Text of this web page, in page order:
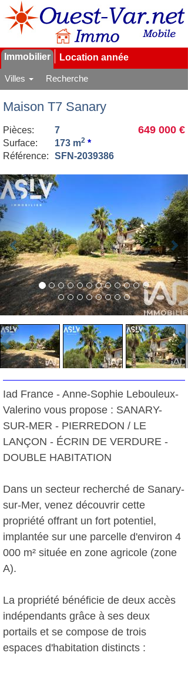
Immobilier Location année
Villes Recherche
Maison T7 Sanary
649 000 €
Pièces:
7
Surface:
173 m2 *
Référence:
SFN-2039386
Iad France - Anne-Sophie Lebouleux-
Valerino vous propose : SANARY-
SUR-MER - PIERREDON / LE
LANÇON - ÉCRIN DE VERDURE -
DOUBLE HABITATION
Dans un secteur recherché de Sanary-
sur-Mer, venez découvrir cette
propriété offrant un fort potentiel,
implantée sur une parcelle d'environ 4
000 m² située en zone agricole (zone
A).
La propriété bénéficie de deux accès
indépendants grâce à ses deux
portails et se compose de trois
espaces d'habitation distincts :